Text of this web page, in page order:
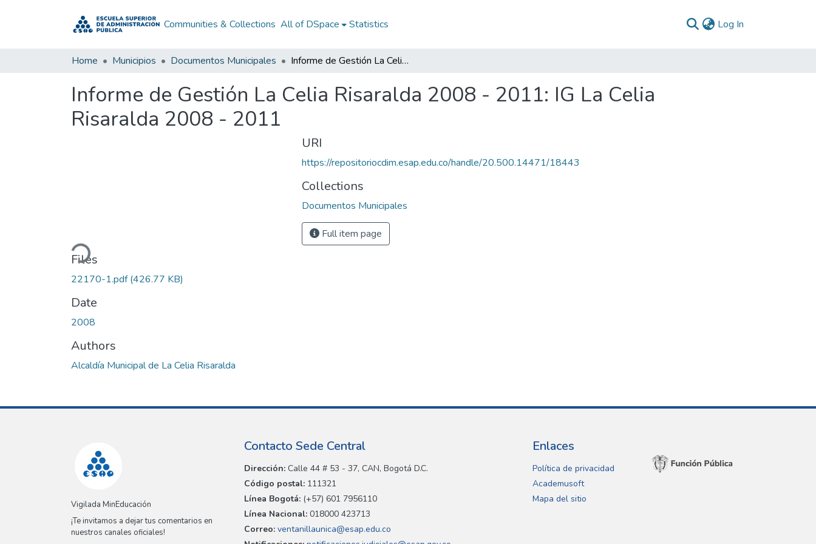
Communities & Collections All of DSpace Statistics Log In
Home Municipios Documentos Municipales Informe de Gestión La Celia Risaralda 2008 - 2011: IG La Celia Risaralda 2008 - 2011
Informe de Gestión La Celia Risaralda 2008 - 2011: IG La Celia
Risaralda 2008 - 2011
Loading...
Files
22170-1.pdf(426.77 KB)
Date
2008
Authors
Alcaldía Municipal de La Celia Risaralda
URI
https://repositoriocdim.esap.edu.co/handle/20.500.14471/18443
Collections
Documentos Municipales
Full item page
Vigilada MinEducación
¡Te invitamos a dejar tus comentarios en
nuestros canales oficiales!
Contacto Sede Central
Dirección: Calle 44 # 53 - 37, CAN, Bogotá D.C.
Código postal: 111321
Línea Bogotá: (+57) 601 7956110
Línea Nacional: 018000 423713
Correo: ventanillaunica@esap.edu.co
Enlaces
Política de privacidad
Academusoft
Mapa del sitio